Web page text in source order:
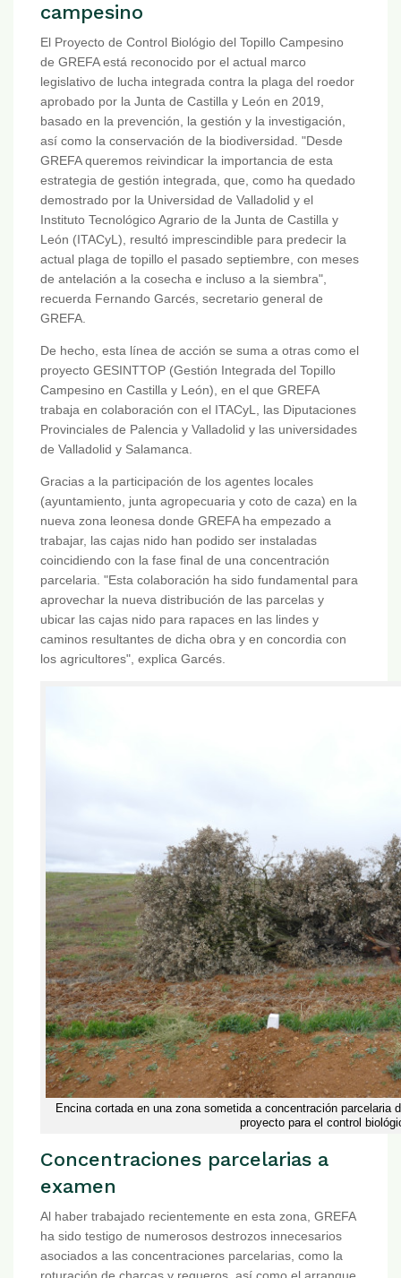
campesino
El Proyecto de Control Biológio del Topillo Campesino
de GREFA está reconocido por el actual marco
legislativo de lucha integrada contra la plaga del roedor
aprobado por la Junta de Castilla y León en 2019,
basado en la prevención, la gestión y la investigación,
así como la conservación de la biodiversidad. "Desde
GREFA queremos reivindicar la importancia de esta
estrategia de gestión integrada, que, como ha quedado
demostrado por la Universidad de Valladolid y el
Instituto Tecnológico Agrario de la Junta de Castilla y
León (ITACyL), resultó imprescindible para predecir la
actual plaga de topillo el pasado septiembre, con meses
de antelación a la cosecha e incluso a la siembra",
recuerda Fernando Garcés, secretario general de
GREFA.
De hecho, esta línea de acción se suma a otras como el
proyecto GESINTTOP (Gestión Integrada del Topillo
Campesino en Castilla y León), en el que GREFA
trabaja en colaboración con el ITACyL, las Diputaciones
Provinciales de Palencia y Valladolid y las universidades
de Valladolid y Salamanca.
Gracias a la participación de los agentes locales
(ayuntamiento, junta agropecuaria y coto de caza) en la
nueva zona leonesa donde GREFA ha empezado a
trabajar, las cajas nido han podido ser instaladas
coincidiendo con la fase final de una concentración
parcelaria. "Esta colaboración ha sido fundamental para
aprovechar la nueva distribución de las parcelas y
ubicar las cajas nido para rapaces en las lindes y
caminos resultantes de dicha obra y en concordia con
los agricultores", explica Garcés.
Encina cortada en una zona sometida a concentración parcelaria
proyecto para el control
Concentraciones parcelarias a
examen
Al haber trabajado recientemente en esta zona, GREFA
ha sido testigo de numerosos destrozos innecesarios
asociados a las concentraciones parcelarias, como la